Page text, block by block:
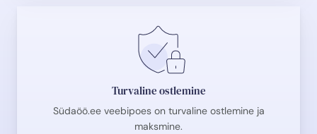
Turvaline ostlemine
Südaöö.ee veebipoes on turvaline ostlemine ja
maksmine.